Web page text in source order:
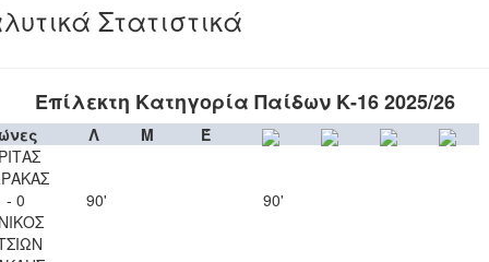
Στατιστικά
Επίλεκτη Κατηγορία Παίδων Κ-16 2025/26
Λ Μ
Έ
- 0
90' 90'